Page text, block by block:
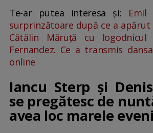
Te-ar putea interesa și: Emil
surprinzătoare după ce a apărut
Cătălin Măruță cu logodnicul
Fernandez. Ce a transmis
online
Iancu Sterp și
se pregătesc de
avea loc marele